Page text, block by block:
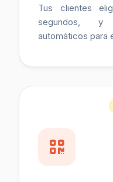
Tus clientes
segundos, y
automáticos para